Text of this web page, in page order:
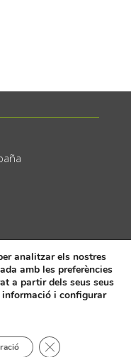
pel Servei d'Informàtica
Diputació d'Alacant.
analitzar els nostres
amb les preferències
a partir dels seus seus
informació i configurar
Tanca el bàner de